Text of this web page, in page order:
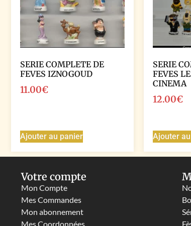
SERIE COMPLETE DE
FEVES IZNOGOUD
11.00€
Ajouter au panier
SERIE
FEVES
CINEMA
12.00€
Ajouter
Votre compte
Mon Compte
Mes Commandes
Mon abonnement
Mes Coordonnées